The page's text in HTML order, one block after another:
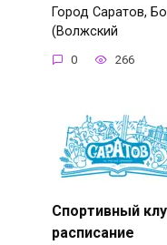
Город Саратов,
(Волжский
0 266
Спортивный
расписание